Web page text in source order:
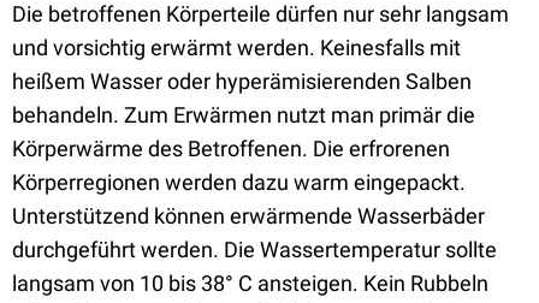
Die betroffenen Körperteile dürfen nur sehr langsam
und vorsichtig erwärmt werden. Keinesfalls mit
heißem Wasser oder hyperämisierenden Salben
behandeln. Zum Erwärmen nutzt man primär die
Körperwärme des Betroffenen. Die erfrorenen
Körperregionen werden dazu warm eingepackt.
Unterstützend können erwärmende Wasserbäder
durchgeführt werden. Die Wassertemperatur sollte
langsam von 10 bis 38° C ansteigen. Kein Rubbeln